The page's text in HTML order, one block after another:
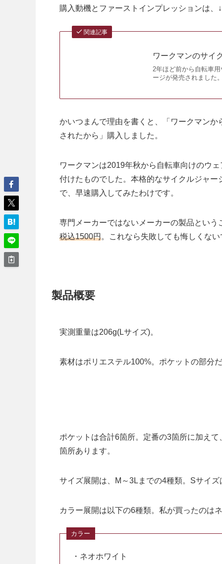
購入動機とファーストインプレッションは
関連記事
ワークマンのサイ
2年ほど前から自転車
ージが発売されました
かいつまんで理由を書くと、「ワークマン
されたから」購入しました。
ワークマンは2019年秋から自転車向けのウ
付けたものでした。本格的なサイクルジャ
で、早速購入してみたわけです。
専門メーカーではないメーカーの製品とい
税込1500円。これなら失敗しても悔しくない
製品概要
実測重量は206g(Lサイズ)。
素材はポリエステル100%。ポケットの部分
ポケットは合計6箇所。定番の3箇所に加え
箇所あります。
サイズ展開は、M～3Lまでの4種類。Sサイ
カラー展開は以下の6種類。私が買ったのは
・ネオホワイト